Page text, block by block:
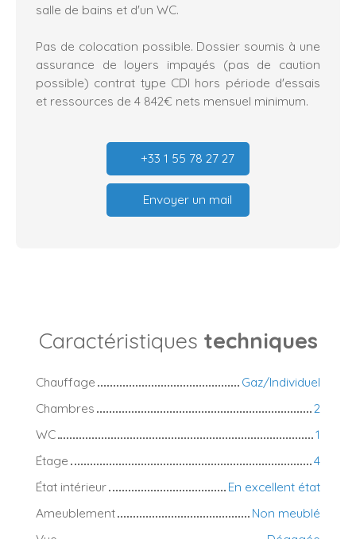
salle de bains et d'un WC.
Pas de colocation possible. Dossier soumis à une
assurance de loyers impayés (pas de caution
possible) contrat type CDI hors période d'essais
et ressources de 4 842€ nets mensuel minimum.
+33 1 55 78 27 27
Envoyer un mail
Caractéristiques techniques
Chauffage
Gaz/Individuel
Chambres
2
WC
1
Étage
4
État intérieur
En excellent état
Ameublement
Non meublé